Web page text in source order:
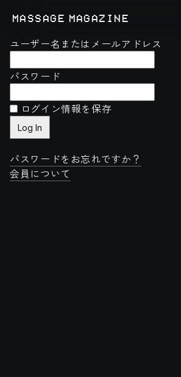
MASSAGE MAGAZINE
ユーザー名またはメールアドレス
パスワード
ログイン情報を保存
パスワードをお忘れですか？
会員について